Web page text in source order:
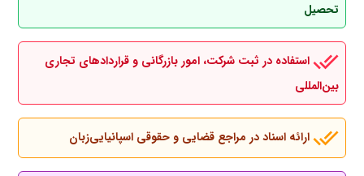
تحصیل
استفاده در ثبت شرکت، امور بازرگانی و قراردادهای تجاری
بین‌المللی
ارائه اسناد در مراجع قضایی و حقوقی اسپانیایی‌زبان